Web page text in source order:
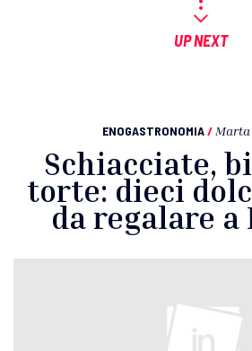
UP NEXT
ENOGASTRONOMIA /
Schiacciate,
torte: dieci
da regalare a